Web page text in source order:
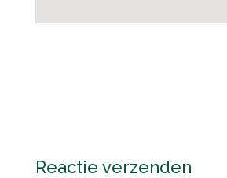
Reactie verzenden